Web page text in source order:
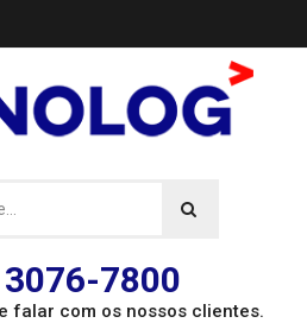
7800
falar com os nossos clientes.